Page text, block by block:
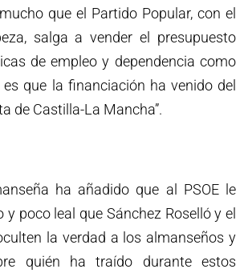
que el Partido Popular, con el
salga a vender el presupuesto
de empleo y dependencia como
que la financiación ha venido del
de Castilla-La Mancha”.
ha añadido que al PSOE le
y poco leal que Sánchez Roselló y el
la verdad a los almanseños y
quién ha traído durante estos